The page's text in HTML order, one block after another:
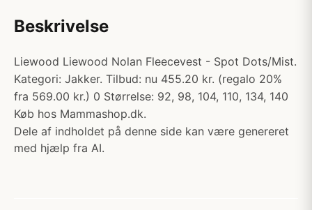
Beskrivelse
Liewood Liewood Nolan Fleecevest - Spot Dots/Mist.
Kategori: Jakker. Tilbud: nu 455.20 kr. (regalo 20%
fra 569.00 kr.) 0 Størrelse: 92, 98, 104, 110, 134, 140
Køb hos Mammashop.dk.
Dele af indholdet på denne side kan være genereret
med hjælp fra AI.